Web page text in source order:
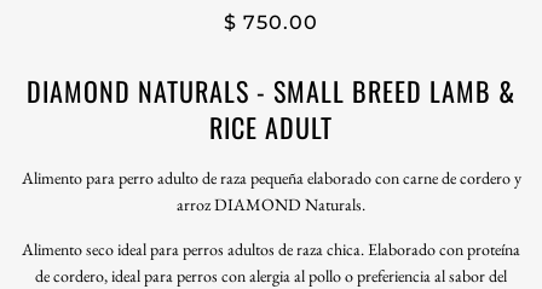
$ 750.00
DIAMOND NATURALS - SMALL BREED LAMB &
RICE ADULT
Alimento para perro adulto de raza pequeña elaborado con carne de cordero y
arroz DIAMOND Naturals.
Alimento seco ideal para perros adultos de raza chica. Elaborado con proteína
de cordero, ideal para perros con alergia al pollo o preferiencia al sabor del